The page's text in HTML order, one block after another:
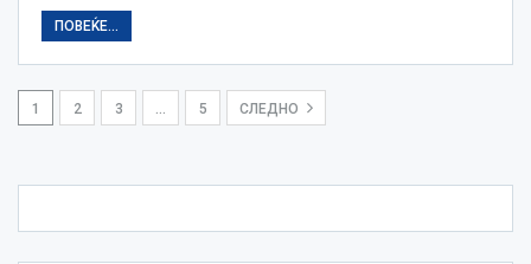
ПОВЕЌЕ...
1 2 3 5 СЛЕДНО